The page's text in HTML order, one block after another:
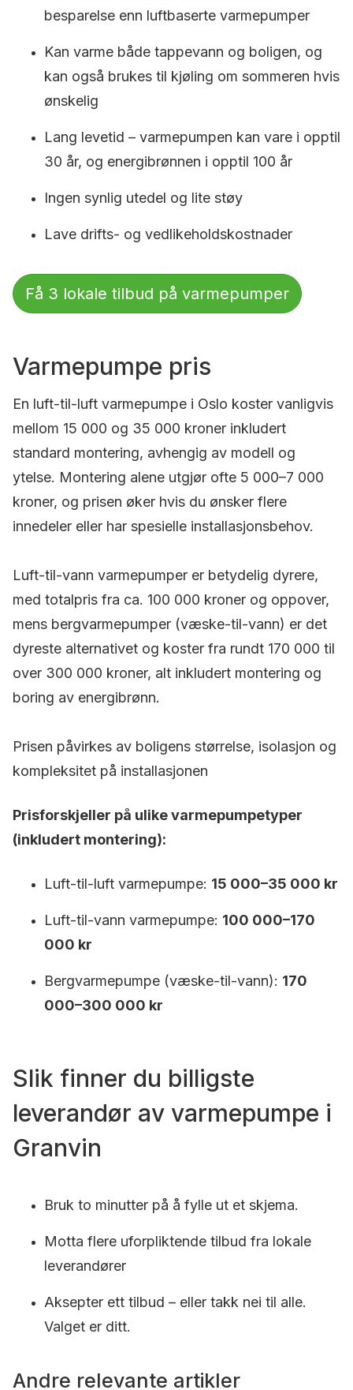
besparelse enn luftbaserte varmepumper
Kan varme både tappevann og boligen, og
kan også brukes til kjøling om sommeren hvis
ønskelig
Lang levetid – varmepumpen kan vare i opptil
30 år, og energibrønnen i opptil 100 år
Ingen synlig utedel og lite støy
Lave drifts- og vedlikeholdskostnader
Få 3 lokale tilbud på varmepumper
Varmepumpe pris
En luft-til-luft varmepumpe i Oslo koster vanligvis
mellom 15 000 og 35 000 kroner inkludert
standard montering, avhengig av modell og
ytelse. Montering alene utgjør ofte 5 000–7 000
kroner, og prisen øker hvis du ønsker flere
innedeler eller har spesielle installasjonsbehov.
Luft-til-vann varmepumper er betydelig dyrere,
med totalpris fra ca. 100 000 kroner og oppover,
mens bergvarmepumper (væske-til-vann) er det
dyreste alternativet og koster fra rundt 170 000 til
over 300 000 kroner, alt inkludert montering og
boring av energibrønn.
Prisen påvirkes av boligens størrelse, isolasjon og
kompleksitet på installasjonen
Prisforskjeller på ulike varmepumpetyper
(inkludert montering):
Luft-til-luft varmepumpe: 15 000–35 000 kr
Luft-til-vann varmepumpe: 100 000–170
000 kr
Bergvarmepumpe (væske-til-vann): 170
000–300 000 kr
Slik finner du billigste
leverandør av varmepumpe i
Granvin
Bruk to minutter på å fylle ut et skjema.
Motta flere uforpliktende tilbud fra lokale
leverandører
Aksepter ett tilbud – eller takk nei til alle.
Valget er ditt.
Andre relevante artikler